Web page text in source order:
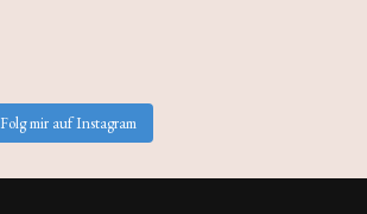
Folg mir auf Instagram